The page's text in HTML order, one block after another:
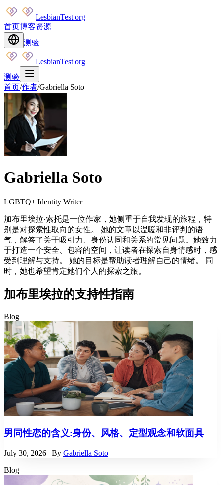
LesbianTest.org
首页博客资源
测验
LesbianTest.org
测验
首页/作者/Gabriella Soto
Gabriella Soto
LGBTQ+ Identity Writer
加布里埃拉·索托是一位作家，她侧重于自我发现的旅程，特
别是对探索性取向的女性。 她的文章以温暖和非评判的语
气，解答了关于吸引力、身份认同和关系的常见问题。她致力
于打造一个安全、包容的空间，让读者在探索自身情感时，感
受到理解与支持。 她的目标是帮助读者理解自己的情绪。 同
时，她也希望肯定她们个人的探索之旅。
加布里埃拉的支持性指南
Blog
男同性恋的含义:身份、风格、定型观念和软面具
July 30, 2026 | By Gabriella Soto
Blog